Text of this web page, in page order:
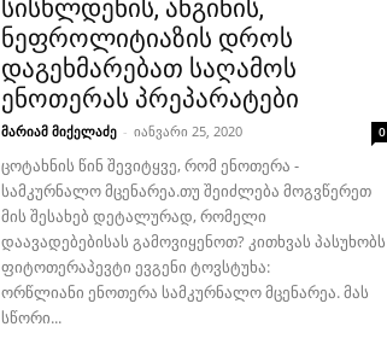
სისხლდენის, ანგინის,
ნეფროლიტიაზის დროს
დაგეხმარებათ საღამოს
ენოთერას პრეპარატები
მარიამ მიქელაძე - იანვარი 25, 2020 0
ცოტახნის წინ შევიტყვე, რომ ენოთერა -
სამკურნალო მცენარეა.თუ შეიძლება მოგვწერეთ
მის შესახებ დეტალურად, რომელი
დაავადებებისას გამოვიყენოთ? კითხვას პასუხობს
ფიტოთერაპევტი ევგენი ტოვსტუხა:
ორწლიანი ენოთერა სამკურნალო მცენარეა. მას
სწორი...